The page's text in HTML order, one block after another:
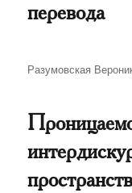
перевода
Автор
Разумовская